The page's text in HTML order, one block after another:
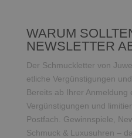
WARUM
NEWSLETTER
Der Schmuckletter von
etliche Vergünstigungen
Bereits ab Ihrer Anmeldung
Vergünstigungen und
Postfach. Gewinnspiele,
Schmuck & Luxusuhren –